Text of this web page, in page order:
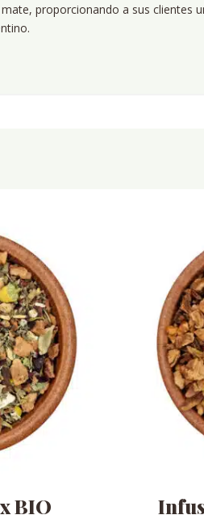
proporcionando a sus clientes
BIO